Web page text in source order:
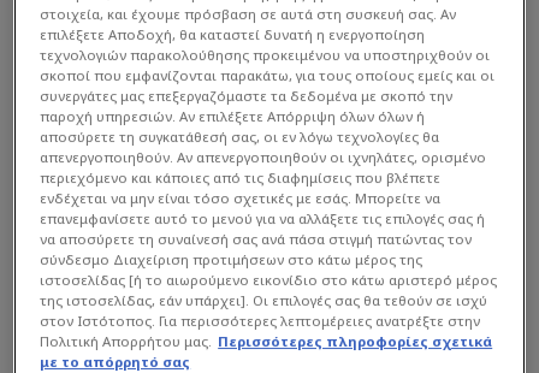
στοιχεία, και έχουμε πρόσβαση σε αυτά στη συσκευή σας. Αν
επιλέξετε Αποδοχή, θα καταστεί δυνατή η ενεργοποίηση
τεχνολογιών παρακολούθησης προκειμένου να υποστηριχθούν οι
σκοποί που εμφανίζονται παρακάτω, για τους οποίους εμείς και οι
συνεργάτες μας επεξεργαζόμαστε τα δεδομένα με σκοπό την
παροχή υπηρεσιών. Αν επιλέξετε Απόρριψη όλων όλων ή
αποσύρετε τη συγκατάθεσή σας, οι εν λόγω τεχνολογίες θα
απενεργοποιηθούν. Αν απενεργοποιηθούν οι ιχνηλάτες, ορισμένο
περιεχόμενο και κάποιες από τις διαφημίσεις που βλέπετε
ενδέχεται να μην είναι τόσο σχετικές με εσάς. Μπορείτε να
επανεμφανίσετε αυτό το μενού για να αλλάξετε τις επιλογές σας ή
να αποσύρετε τη συναίνεσή σας ανά πάσα στιγμή πατώντας τον
σύνδεσμο Διαχείριση προτιμήσεων στο κάτω μέρος της
ιστοσελίδας [ή το αιωρούμενο εικονίδιο στο κάτω αριστερό μέρος
της ιστοσελίδας, εάν υπάρχει]. Οι επιλογές σας θα τεθούν σε ισχύ
στον Ιστότοπος. Για περισσότερες λεπτομέρειες ανατρέξτε στην
Πολιτική Απορρήτου μας. Περισσότερες πληροφορίες σχετικά
με το απόρρητό σας